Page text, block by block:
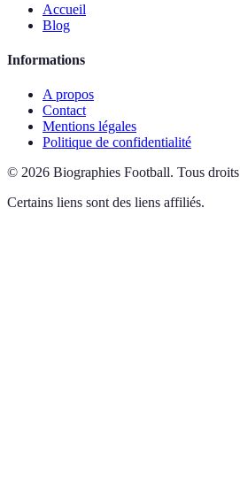
Accueil
Blog
Informations
A propos
Contact
Mentions légales
Politique de confidentialité
© 2026 Biographies Football. Tous
Certains liens sont des liens affiliés.